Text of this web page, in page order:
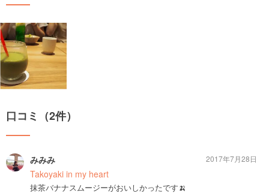
口コミ（2件）
みみみ
Takoyaki in my heart
抹茶バナナスムージーがおいしかったです🍌
2017年7月28日